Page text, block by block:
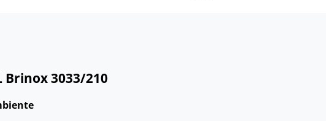
Brinox 3033/210